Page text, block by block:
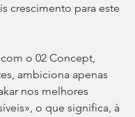
crescimento para este
o 02 Concept,
ambiciona apenas
nos melhores
o que significa, à